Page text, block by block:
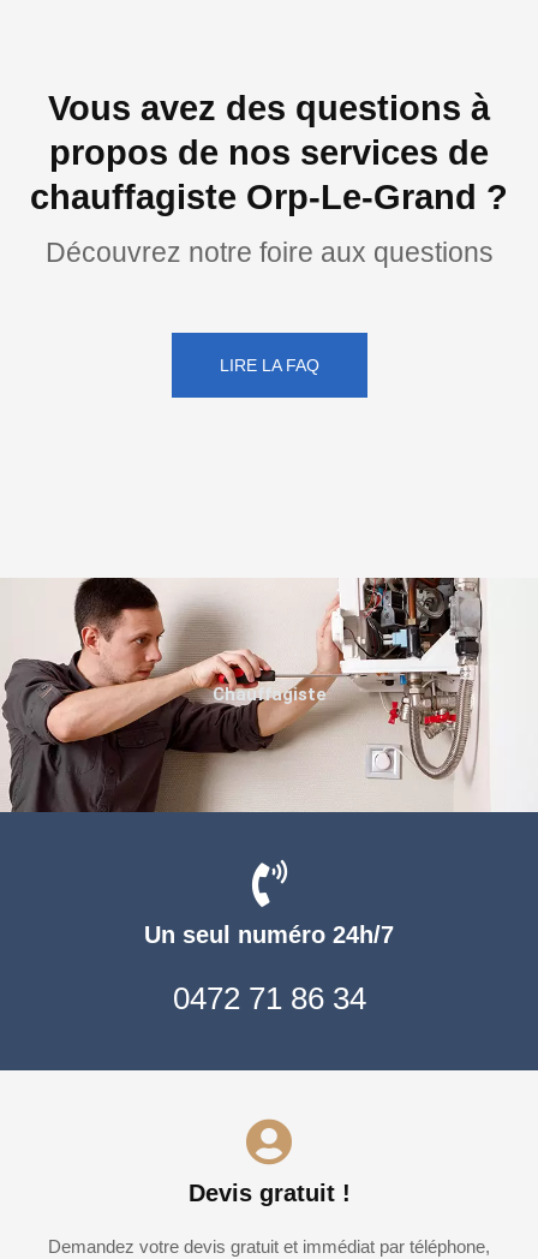
Vous avez des questions à
propos de nos services de
chauffagiste Orp-Le-Grand ?
Découvrez notre foire aux questions
LIRE LA FAQ
Un seul numéro 24h/7
0472 71 86 34
Devis gratuit !
Demandez votre devis gratuit et immédiat par téléphone,
Chauffagiste